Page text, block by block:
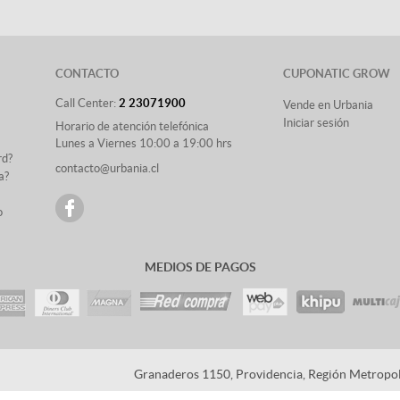
CONTACTO
Call Center: 2 23071900
Horario de atención telefónica
Lunes a Viernes 10:00 a 19:00 hrs
contacto@urbania.cl
CUPONATIC GROW
Vende en Urbania
Iniciar sesión
MEDIOS DE PAGOS
Granaderos 1150, Providencia, Región